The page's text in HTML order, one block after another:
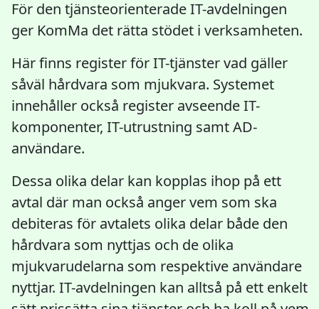
För den tjänsteorienterade IT-avdelningen
ger KomMa det rätta stödet i verksamheten.
Här finns register för IT-tjänster vad gäller
såväl hårdvara som mjukvara. Systemet
innehåller också register avseende IT-
komponenter, IT-utrustning samt AD-
användare.
Dessa olika delar kan kopplas ihop på ett
avtal där man också anger vem som ska
debiteras för avtalets olika delar både den
hårdvara som nyttjas och de olika
mjukvarudelarna som respektive användare
nyttjar. IT-avdelningen kan alltså på ett enkelt